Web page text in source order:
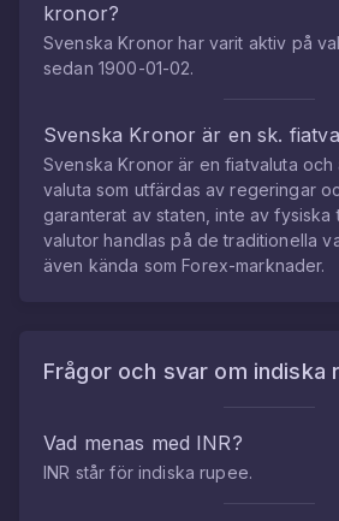
kronor?
Svenska Kronor har varit aktiv på
sedan 1900-01-02.
Svenska Kronor är en sk.
Svenska Kronor är en fiatvaluta
valuta som utfärdas av regeringar
garanterat av staten, inte av fysiska
valutor handlas på de traditionella
även kända som Forex-marknader.
Frågor och svar om indiska
Vad menas med INR?
INR står för indiska rupee.